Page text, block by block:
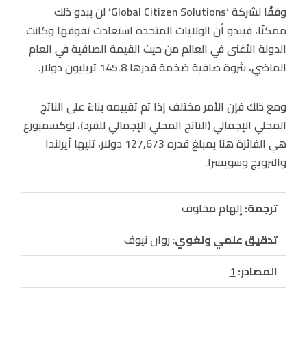
وفقًا لشركة ‘Global Citizen Solutions’ لن ببدو ذلك
ممكنًا، فيبدو أن الولايات المتحدة استعادت تفوقها وكانت
الدولة الأغنى في العالم من حيث القيمة الصافية في العام
الماضي، بثروة صافية ضخمة قدرها 145.8 تريليون دولار.
ومع ذلك فإن الأمر مختلف إذا تم تقييمه بناءً على الناتج
المحلي الإجمالي (الناتج المحلي الإجمالي للفرد)، لوكسمبورغ
هي الفائزة هنا بمبلغ قدره 127,673 دولار، تليها أيرلندا
والنرويج وسويسرا.
ترجمة:إلهام مخلوف
تدقيق علمي ولغوي:روان نيوف
المصادر:1